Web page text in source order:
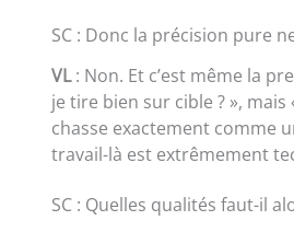
SC : Donc la précision pure
VL: Non. Et c’est même la
je tire bien sur cible ? »,
chasse exactement comme
travail-là est extrêmement
SC : Quelles qualités faut-il